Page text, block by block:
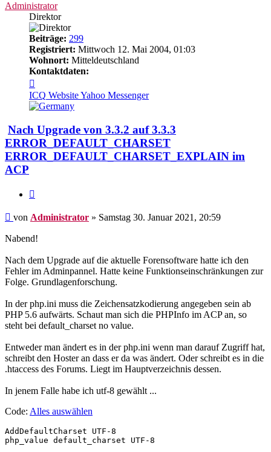
Administrator
Direktor
Beiträge: 299
Registriert: Mittwoch 12. Mai 2004, 01:03
Wohnort: Mitteldeutschland
Kontaktdaten:
von
Administrator
ICQ WebsiteYahoo Messenger
Nach Upgrade von 3.3.2 auf 3.3.3
ERROR_DEFAULT_CHARSET
ERROR_DEFAULT_CHARSET_EXPLAIN im
ACP
Beitrag
von Administrator » Samstag 30. Januar 2021, 20:59
Nabend!
Nach dem Upgrade auf die aktuelle Forensoftware hatte ich den
Fehler im Adminpannel. Hatte keine Funktionseinschränkungen zur
Folge. Grundlagenforschung.
In der php.ini muss die Zeichensatzkodierung angegeben sein ab
PHP 5.6 aufwärts. Schaut man sich die PHPInfo im ACP an, so
steht bei default_charset no value.
Entweder man ändert es in der php.ini wenn man darauf Zugriff hat,
schreibt den Hoster an dass er da was ändert. Oder schreibt es in die
.htaccess des Forums. Liegt im Hauptverzeichnis dessen.
In jenem Falle habe ich utf-8 gewählt ...
Code: Alles auswählen
AddDefaultCharset UTF-8
php_value default_charset UTF-8